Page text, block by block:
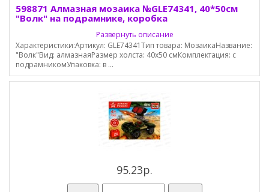
598871 Алмазная мозаика №GLE74341, 40*50см
"Волк" на подрамнике, коробка
Развернуть описание
Характеристики:Артикул: GLE74341Тип товара: МозаикаНазвание:
"Волк"Вид: алмазнаяРазмер холста: 40х50 смКомплектация: с
подрамникомУпаковка: в ...
95.23р.